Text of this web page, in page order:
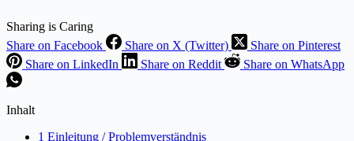
Sharing is Caring
Share on Facebook
Share on X (Twitter)
Share on Pinterest
Share on LinkedIn
Share on Reddit Share on WhatsApp
Inhalt
1 Einleitung / Problemverständnis